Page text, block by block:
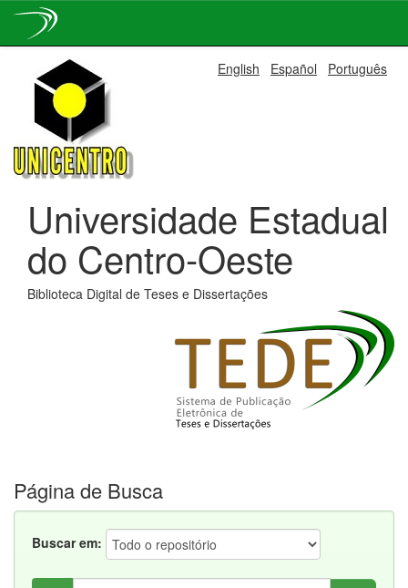
navigation
English Español Português
Universidade Estadual
do Centro-Oeste
Biblioteca Digital de Teses e Dissertações
Página de Busca
Buscar em: